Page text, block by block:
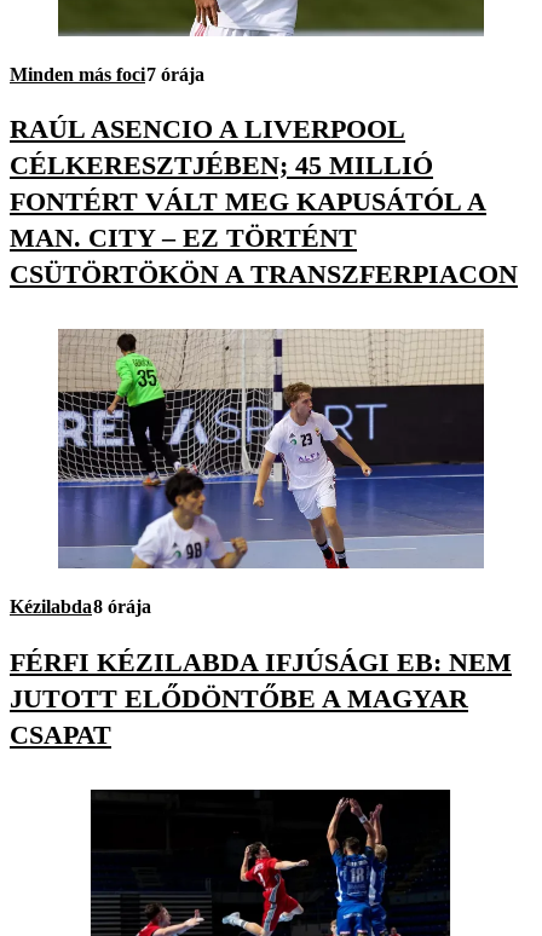
Minden más foci7 órája
RAÚL ASENCIO A LIVERPOOL
CÉLKERESZTJÉBEN; 45 MILLIÓ
FONTÉRT VÁLT MEG KAPUSÁTÓL A
MAN. CITY – EZ TÖRTÉNT
CSÜTÖRTÖKÖN A TRANSZFERPIACON
Kézilabda8 órája
FÉRFI KÉZILABDA IFJÚSÁGI EB: NEM
JUTOTT ELŐDÖNTŐBE A MAGYAR
CSAPAT